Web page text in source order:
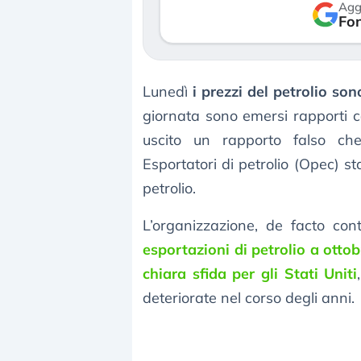
Lunedì i prezzi del petrolio
giornata sono emersi rapporti
uscito un rapporto falso
Esportatori di petrolio (Opec)
petrolio.
L’organizzazione, de facto
esportazioni di petrolio a
chiara sfida per gli Stati Uniti
deteriorate nel corso degli anni.
24 luglio 2026